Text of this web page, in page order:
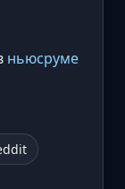
ньюсруме